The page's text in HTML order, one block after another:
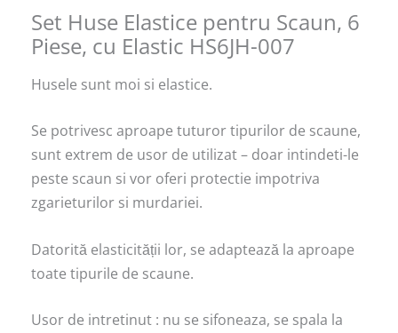
Set Huse Elastice pentru Scaun, 6
Piese, cu Elastic HS6JH-007
Husele sunt moi si elastice.
Se potrivesc aproape tuturor tipurilor de scaune,
sunt extrem de usor de utilizat – doar intindeti-le
peste scaun si vor oferi protectie impotriva
zgarieturilor si murdariei.
Datorită elasticității lor, se adaptează la aproape
toate tipurile de scaune.
Usor de intretinut : nu se sifoneaza, se spala la